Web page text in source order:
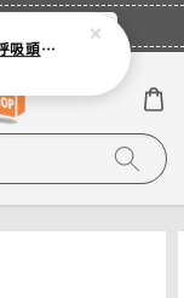
立即登入
【COMPRESSPORT】窄版止汗呼吸頭帶2.0_【零碼】